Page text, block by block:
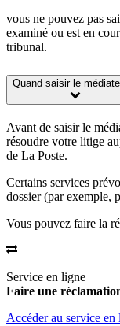
vous ne pouvez pas
examiné ou est en
tribunal.
Quand saisir le
Avant de saisir le
résoudre votre litige
de La Poste.
Certains services
dossier (par exemple,
Vous pouvez faire la
Service en ligne
Faire une
Accéder au service